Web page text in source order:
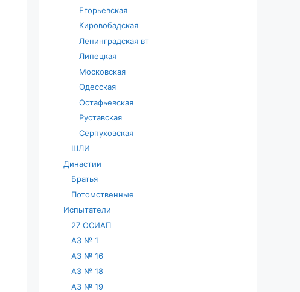
Егорьевская
Кировобадская
Ленинградская вт
Липецкая
Московская
Одесская
Остафьевская
Руставская
Серпуховская
ШЛИ
Династии
Братья
Потомственные
Испытатели
27 ОСИАП
АЗ № 1
АЗ № 16
АЗ № 18
АЗ № 19